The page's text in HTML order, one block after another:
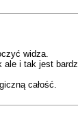
widza.
i tak jest
całość.